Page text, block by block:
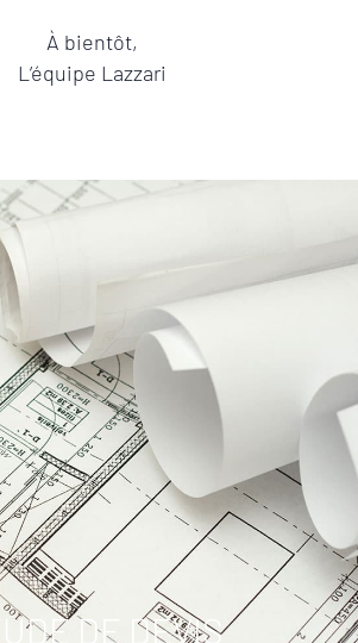
À bientôt,
L’équipe Lazzari
DE DEVIS